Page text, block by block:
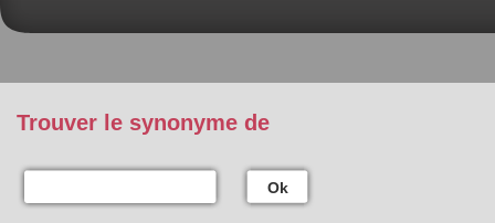
Trouver le synonyme de
Ok